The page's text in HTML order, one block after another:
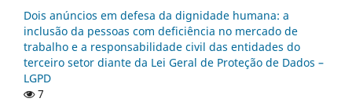
Dois anúncios em defesa da dignidade humana: a
inclusão da pessoas com deficiência no mercado de
trabalho e a responsabilidade civil das entidades do
terceiro setor diante da Lei Geral de Proteção de Dados –
LGPD
7